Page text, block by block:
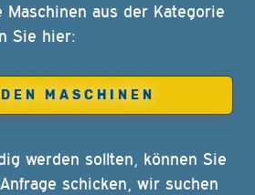
Maschinen aus der Kategorie
Sie hier:
MASCHINEN
werden sollten, können Sie
schicken, wir suchen